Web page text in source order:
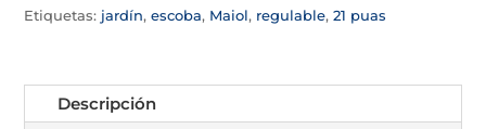
Etiquetas: jardín,escoba, Maiol, regulable,21 puas
Descripción